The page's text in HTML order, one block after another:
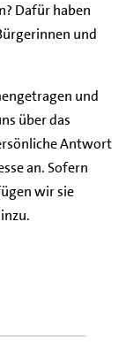
Dafür haben
und
und
über das
Antwort
an. Sofern
wir sie